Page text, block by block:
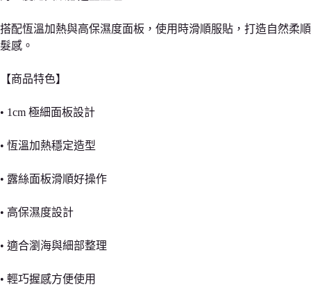
搭配恆溫加熱與高保濕度面板，使用時滑順服貼，打造自然柔順
髮感。
【商品特色】
• 1cm 極細面板設計
• 恆溫加熱穩定造型
• 露絲面板滑順好操作
• 高保濕度設計
• 適合瀏海與細部整理
• 輕巧握感方便使用